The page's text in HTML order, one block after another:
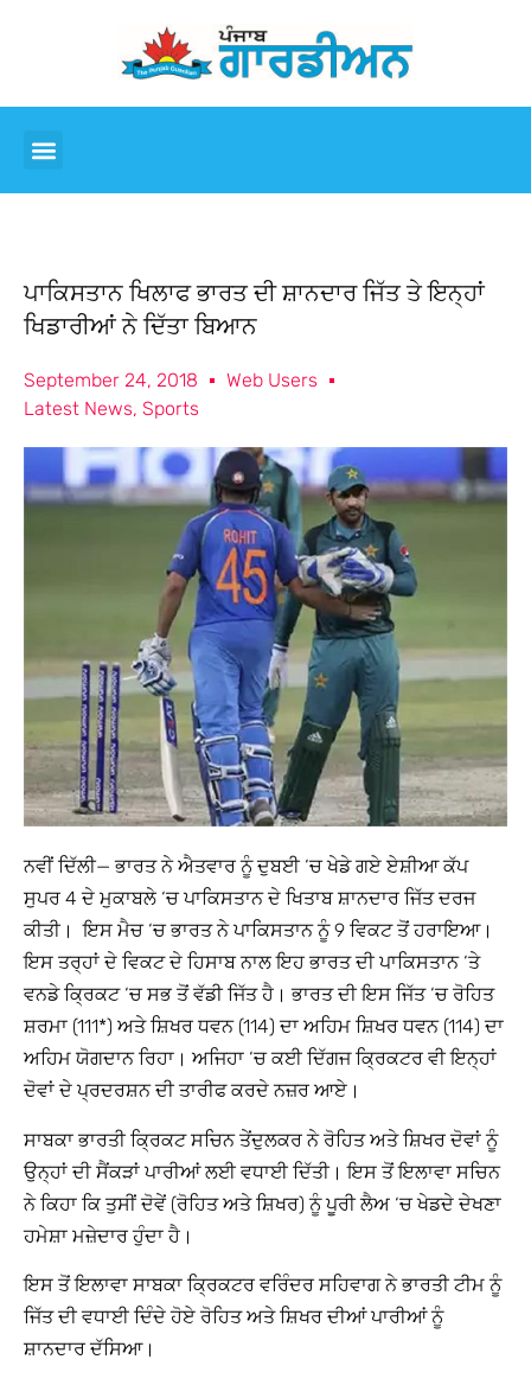
ਪਾਕਿਸਤਾਨ ਖਿਲਾਫ ਭਾਰਤ ਦੀ ਸ਼ਾਨਦਾਰ ਜਿੱਤ ਤੇ ਇਨ੍ਹਾਂ
ਖਿਡਾਰੀਆਂ ਨੇ ਦਿੱਤਾ ਬਿਆਨ
September 24, 2018
Web Users
Latest News, Sports
ਨਵੀਂ ਦਿੱਲੀ— ਭਾਰਤ ਨੇ ਐਤਵਾਰ ਨੂੰ ਦੁਬਈ ‘ਚ ਖੇਡੇ ਗਏ ਏਸ਼ੀਆ ਕੱਪ
ਸੁਪਰ 4 ਦੇ ਮੁਕਾਬਲੇ ‘ਚ ਪਾਕਿਸਤਾਨ ਦੇ ਖਿਤਾਬ ਸ਼ਾਨਦਾਰ ਜਿੱਤ ਦਰਜ
ਕੀਤੀ। ਇਸ ਮੈਚ ‘ਚ ਭਾਰਤ ਨੇ ਪਾਕਿਸਤਾਨ ਨੂੰ 9 ਵਿਕਟ ਤੋਂ ਹਰਾਇਆ।
ਇਸ ਤਰ੍ਹਾਂ ਦੇ ਵਿਕਟ ਦੇ ਹਿਸਾਬ ਨਾਲ ਇਹ ਭਾਰਤ ਦੀ ਪਾਕਿਸਤਾਨ ‘ਤੇ
ਵਨਡੇ ਕ੍ਰਿਕਟ ‘ਚ ਸਭ ਤੋਂ ਵੱਡੀ ਜਿੱਤ ਹੈ। ਭਾਰਤ ਦੀ ਇਸ ਜਿੱਤ ‘ਚ ਰੋਹਿਤ
ਸ਼ਰਮਾ (111*) ਅਤੇ ਸ਼ਿਖਰ ਧਵਨ (114) ਦਾ ਅਹਿਮ ਸ਼ਿਖਰ ਧਵਨ (114) ਦਾ
ਅਹਿਮ ਯੋਗਦਾਨ ਰਿਹਾ। ਅਜਿਹਾ ‘ਚ ਕਈ ਦਿੱਗਜ ਕ੍ਰਿਕਟਰ ਵੀ ਇਨ੍ਹਾਂ
ਦੋਵਾਂ ਦੇ ਪ੍ਰਦਰਸ਼ਨ ਦੀ ਤਾਰੀਫ ਕਰਦੇ ਨਜ਼ਰ ਆਏ।
ਸਾਬਕਾ ਭਾਰਤੀ ਕ੍ਰਿਕਟ ਸਚਿਨ ਤੇਂਦੁਲਕਰ ਨੇ ਰੋਹਿਤ ਅਤੇ ਸ਼ਿਖਰ ਦੋਵਾਂ ਨੂੰ
ਉਨ੍ਹਾਂ ਦੀ ਸੈਂਕੜਾਂ ਪਾਰੀਆਂ ਲਈ ਵਧਾਈ ਦਿੱਤੀ। ਇਸ ਤੋਂ ਇਲਾਵਾ ਸਚਿਨ
ਨੇ ਕਿਹਾ ਕਿ ਤੁਸੀਂ ਦੋਵੇਂ (ਰੋਹਿਤ ਅਤੇ ਸ਼ਿਖਰ) ਨੂੰ ਪੂਰੀ ਲੈਅ ‘ਚ ਖੇਡਦੇ ਦੇਖਣਾ
ਹਮੇਸ਼ਾ ਮਜ਼ੇਦਾਰ ਹੁੰਦਾ ਹੈ।
ਇਸ ਤੋਂ ਇਲਾਵਾ ਸਾਬਕਾ ਕ੍ਰਿਕਟਰ ਵਰਿੰਦਰ ਸਹਿਵਾਗ ਨੇ ਭਾਰਤੀ ਟੀਮ ਨੂੰ
ਜਿੱਤ ਦੀ ਵਧਾਈ ਦਿੰਦੇ ਹੋਏ ਰੋਹਿਤ ਅਤੇ ਸ਼ਿਖਰ ਦੀਆਂ ਪਾਰੀਆਂ ਨੂੰ
ਸ਼ਾਨਦਾਰ ਦੱਸਿਆ।